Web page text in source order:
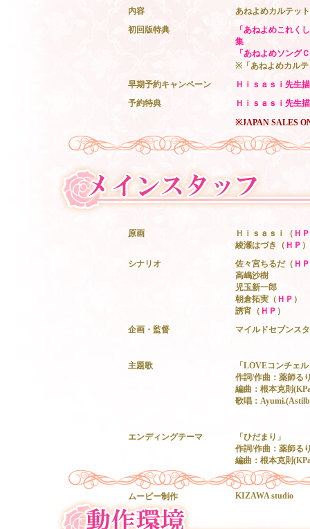
内容
あねよめカルテッ
初回版特典
「あねよめこれく
集
「あねよめソング
※「あねよめカルテ
早期予約キャンペーン
Ｈｉｓａｓｉ先生
予約特典
Ｈｉｓａｓｉ先生
※JAPAN SALES
原画 Ｈｉｓａｓｉ（ ＨＰ
綾瀬はづき（ ＨＰ ）
シナリオ
佐々宮ちるだ（ ＨＰ
高嶋沙樹
児玉新一郎
朝倉拓実（ ＨＰ ）
誘宵（ ＨＰ ）
企画・監督
マイルドセブンス
主題歌
「LOVEコンチェ
作詞/作曲：薬師る
編曲：根本克則
歌唱：
エンディングテーマ
「ひだまり」
作詞/作曲：薬師る
編曲：根本克則
ムービー制作 KIZAWA studio